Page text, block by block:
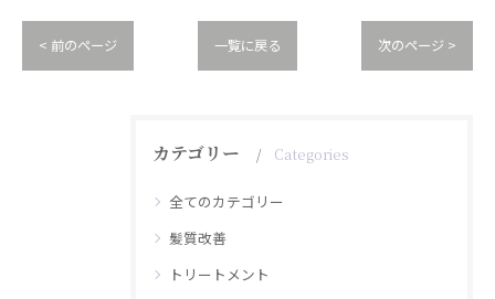
< 前のページ 一覧に戻る 次のページ >
カテゴリー Categories
全てのカテゴリー
髪質改善
トリートメント